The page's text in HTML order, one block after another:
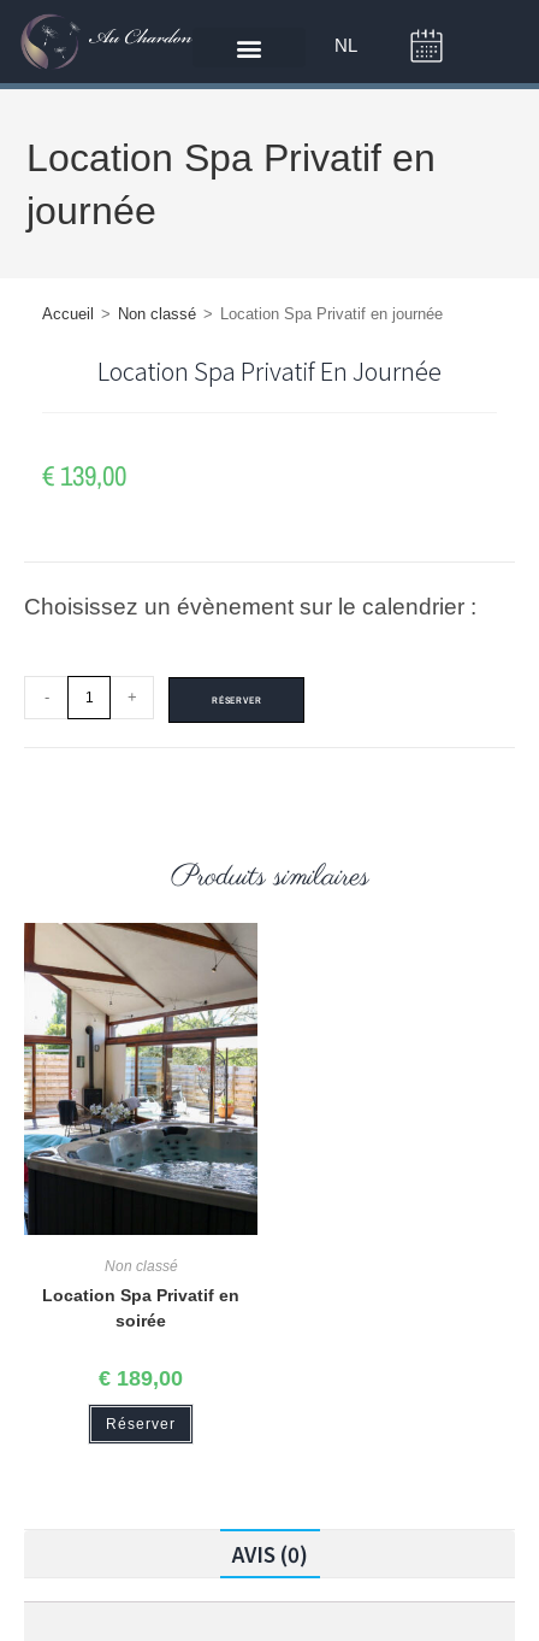
NL
Location Spa Privatif en
journée
Accueil > Non classé > Location Spa Privatif en journée
Location Spa Privatif En Journée
€139,00
Choisissez un évènement sur le calendrier :
- + RÉSERVER
Produits similaires
Non classé
Location Spa Privatif en
soirée
€ 189,00
Réserver
AVIS (0)